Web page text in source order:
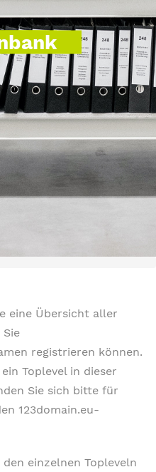
eine Übersicht aller
registrieren können.
Toplevel in dieser
Sie sich bitte für
123domain.eu-
einzelnen Topleveln